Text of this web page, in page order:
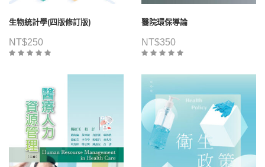
生物統計學(四版修訂版)
NT$250
醫院環保導論
NT$350